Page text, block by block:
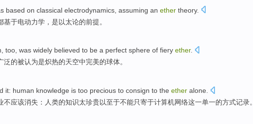
based on classical electrodynamics assuming an ether theory.
基于电动力学，是以太论的前提。
, too, was widely believed to be a perfect sphere of fiery ether.
泛的被认为是炽热的天空中完美的球体。
it: human knowledge is too precious to consign to the ether alone.
不应该消失： 人类的知识太珍贵以至于不能只寄于计算机网络这一单一的方式记录。